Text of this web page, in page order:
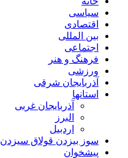
سیاسی
اقتصادی
بین المللی
اجتماعی
فرهنگ و هنر
ورزشی
آذربایجان شرقی
استانها
آذربایجان غربی
البرز
اردبیل
سوز بیزدن قولاق سیزدن
پیشخوان